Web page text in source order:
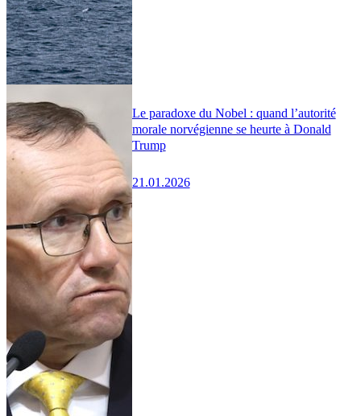
Le paradoxe du Nobel : quand l’autorité
morale norvégienne se heurte à Donald
Trump
21.01.2026